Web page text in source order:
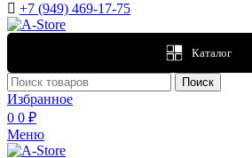
+7 (949) 469-17-75
Каталог
Поиск
Избранное
0 0 ₽
Меню